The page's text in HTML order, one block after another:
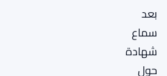
بعد
سماع
شهادة
حول